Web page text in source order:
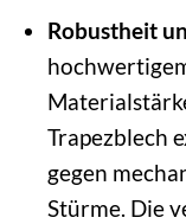
Robustheit
Trapezblech
gegen
Stürme. Die